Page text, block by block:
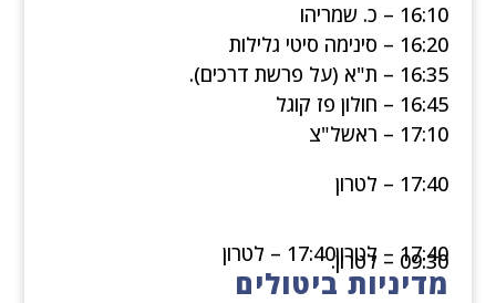
16:10 – כ. שמריהו
16:20 – סינימה סיטי גלילות
16:35 – ת"א (על פרשת דרכים).
16:45 – חולון פז קוגל
17:10 – ראשל"צ
17:40 – לטרון
17:40 – לטרון17:40 – לטרון
09:30 – לטרון.
מדיניות ביטולים